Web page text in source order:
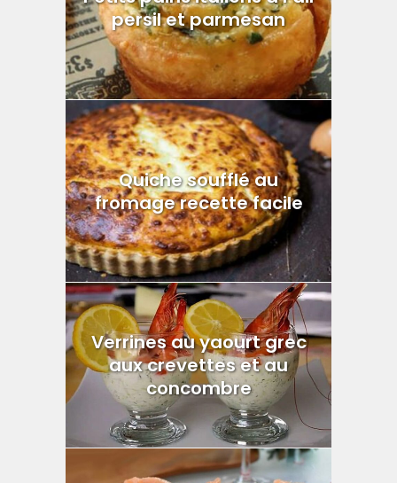
persil et parmesan
Quiche soufflé au
fromage recette facile
Verrines au yaourt grec
aux crevettes et au
concombre